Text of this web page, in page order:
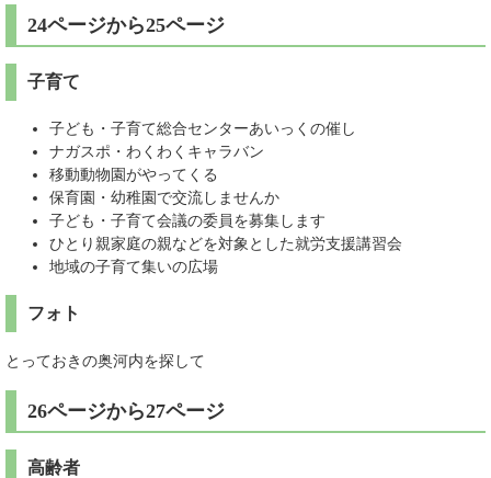
24ページから25ページ
子育て
子ども・子育て総合センターあいっくの催し
ナガスポ・わくわくキャラバン
移動動物園がやってくる
保育園・幼稚園で交流しませんか
子ども・子育て会議の委員を募集します
ひとり親家庭の親などを対象とした就労支援講習会
地域の子育て集いの広場
フォト
とっておきの奥河内を探して
26ページから27ページ
高齢者